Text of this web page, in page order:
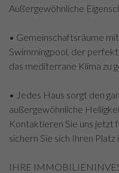
Außergewöhnliche
• Gemeinschaftsräume
Swimmingpool, der
das mediterrane Klima zu
• Jedes Haus sorgt den
außergewöhnliche
Kontaktieren Sie uns jetzt
sichern Sie sich Ihren
IHRE